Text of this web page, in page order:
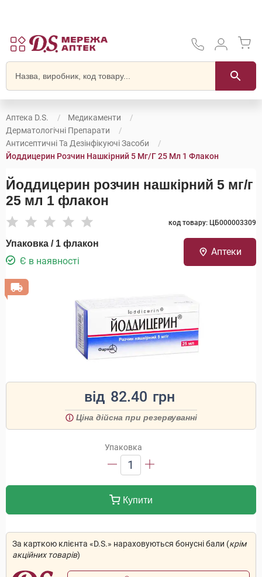
Аптека D.S.
Медикаменти
Дерматологічні Препарати
Антисептичні Та Дезінфікуючі Засоби
Йоддицерин Розчин Нашкірний 5 Мг/г 25 Мл 1 Флакон
Йоддицерин розчин нашкірний 5 мг/г
25 мл 1 флакон
код товару: ЦБ000003309
Упаковка / 1 флакон
Є в наявності
Аптеки
від 82.40 грн
Ціна дійсна при резервуванні
Упаковка
1
Купити
За карткою клієнта «D.S.» нараховуються бонусні бали (крім
акційних товарів)